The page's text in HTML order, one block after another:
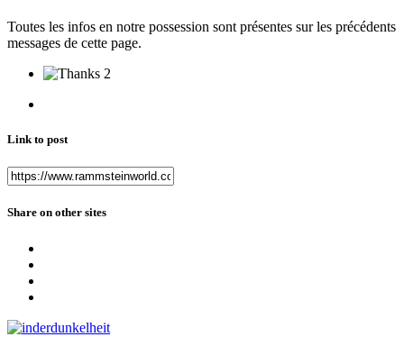
Toutes les infos en notre possession sont présentes sur les précédents
messages de cette page.
2
Link to post
Share on other sites